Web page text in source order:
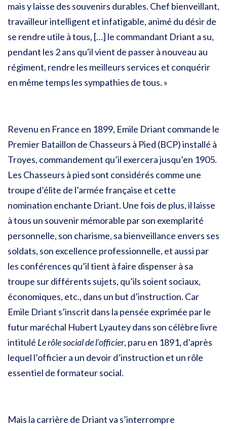
mais y laisse des souvenirs durables. Chef bienveillant,
travailleur intelligent et infatigable, animé du désir de
se rendre utile à tous, […] le commandant Driant a su,
pendant les 2 ans qu'il vient de passer à nouveau au
régiment, rendre les meilleurs services et conquérir
en même temps les sympathies de tous. »
Revenu en France en 1899, Emile Driant commande le
Premier Bataillon de Chasseurs à Pied (BCP) installé à
Troyes, commandement qu’il exercera jusqu’en 1905.
Les Chasseurs à pied sont considérés comme une
troupe d’élite de l’armée française et cette
nomination enchante Driant. Une fois de plus, il laisse
à tous un souvenir mémorable par son exemplarité
personnelle, son charisme, sa bienveillance envers ses
soldats, son excellence professionnelle, et aussi par
les conférences qu’il tient à faire dispenser à sa
troupe sur différents sujets, qu’ils soient sociaux,
économiques, etc., dans un but d’instruction. Car
Emile Driant s’inscrit dans la pensée exprimée par le
futur maréchal Hubert Lyautey dans son célèbre livre
intitulé Le rôle social de l’officier, paru en 1891, d’après
lequel l’officier a un devoir d’instruction et un rôle
essentiel de formateur social.
Mais la carrière de Driant va s’interrompre